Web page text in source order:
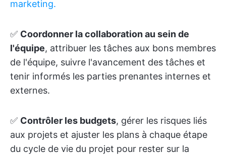
marketing.
✅ Coordonner la collaboration au sein de
l'équipe, attribuer les tâches aux bons membres
de l'équipe, suivre l'avancement des tâches et
tenir informés les parties prenantes internes et
externes.
✅ Contrôler les budgets, gérer les risques liés
aux projets et ajuster les plans à chaque étape
du cycle de vie du projet pour rester sur la